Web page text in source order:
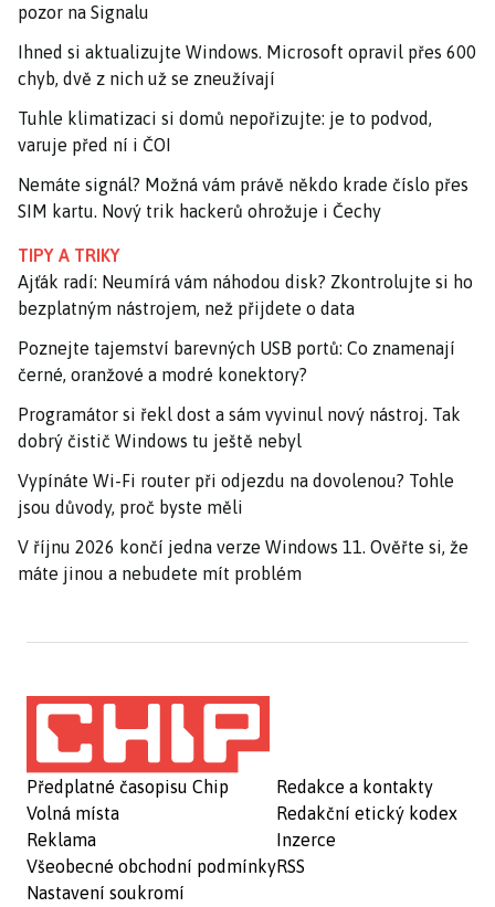
pozor na Signalu
Ihned si aktualizujte Windows. Microsoft opravil přes 600
chyb, dvě z nich už se zneužívají
Tuhle klimatizaci si domů nepořizujte: je to podvod,
varuje před ní i ČOI
Nemáte signál? Možná vám právě někdo krade číslo přes
SIM kartu. Nový trik hackerů ohrožuje i Čechy
TIPY A TRIKY
Ajťák radí: Neumírá vám náhodou disk? Zkontrolujte si ho
bezplatným nástrojem, než přijdete o data
Poznejte tajemství barevných USB portů: Co znamenají
černé, oranžové a modré konektory?
Programátor si řekl dost a sám vyvinul nový nástroj. Tak
dobrý čistič Windows tu ještě nebyl
Vypínáte Wi-Fi router při odjezdu na dovolenou? Tohle
jsou důvody, proč byste měli
V říjnu 2026 končí jedna verze Windows 11. Ověřte si, že
máte jinou a nebudete mít problém
Předplatné časopisu Chip
Volná místa
Reklama
Všeobecné obchodní podmínky
Nastavení soukromí
Redakce a kontakty
Redakční etický kodex
Inzerce
RSS